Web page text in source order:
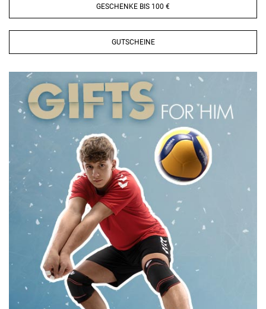
GESCHENKE BIS 100 €
GUTSCHEINE